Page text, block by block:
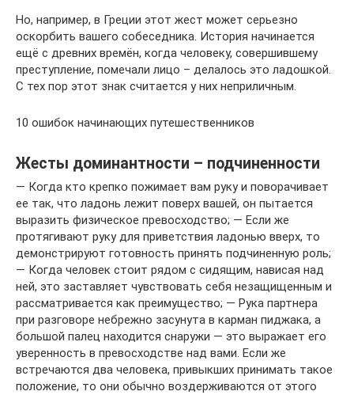
Но, например, в Греции этот жест может серьезно
оскорбить вашего собеседника. История начинается
ещё с древних времён, когда человеку, совершившему
преступление, помечали лицо – делалось это ладошкой.
С тех пор этот знак считается у них неприличным.
10 ошибок начинающих путешественников
Жесты доминантности – подчиненности
— Когда кто крепко пожимает вам руку и поворачивает
ее так, что ладонь лежит поверх вашей, он пытается
выразить физическое превосходство; — Если же
протягивают руку для приветствия ладонью вверх, то
демонстрируют готовность принять подчиненную роль;
— Когда человек стоит рядом с сидящим, нависая над
ней, это заставляет чувствовать себя незащищенным и
рассматривается как преимущество; — Рука партнера
при разговоре небрежно засунута в карман пиджака, а
большой палец находится снаружи — это выражает его
уверенность в превосходстве над вами. Если же
встречаются два человека, привыкших принимать такое
положение, то они обычно воздерживаются от этого